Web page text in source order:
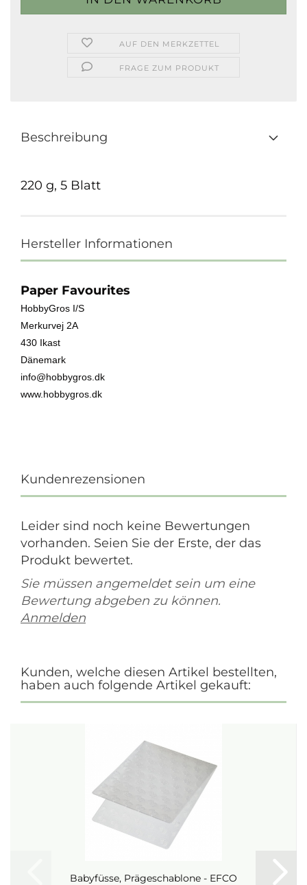
AUF DEN MERKZETTEL
FRAGE ZUM PRODUKT
Beschreibung
220 g, 5 Blatt
Hersteller Informationen
Paper Favourites
HobbyGros I/S
Merkurvej 2A
430 Ikast
Dänemark
info@hobbygros.dk
www.hobbygros.dk
Kundenrezensionen
Leider sind noch keine Bewertungen
vorhanden. Seien Sie der Erste, der das
Produkt bewertet.
Sie müssen angemeldet sein um eine
Bewertung abgeben zu können.
Anmelden
Kunden, welche diesen Artikel bestellten,
haben auch folgende Artikel gekauft:
Babyfüsse, Prägeschablone - EFCO